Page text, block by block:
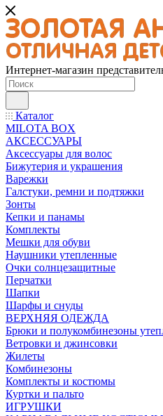
Интернет-магазин
Каталог
MILOTA BOX
АКСЕССУАРЫ
Аксессуары для волос
Бижутерия и украшения
Варежки
Галстуки, ремни и подтяжки
Зонты
Кепки и панамы
Комплекты
Мешки для обуви
Наушники утепленные
Очки солнцезащитные
Перчатки
Шапки
Шарфы и снуды
ВЕРХНЯЯ ОДЕЖДА
Брюки и полукомбинезоны
Ветровки и джинсовки
Жилеты
Комбинезоны
Комплекты и костюмы
Куртки и пальто
ИГРУШКИ